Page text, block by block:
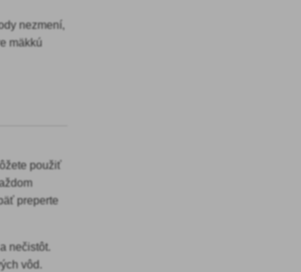
nezmení,
mäkkú
použiť
preperte
nečistôt.
vôd.